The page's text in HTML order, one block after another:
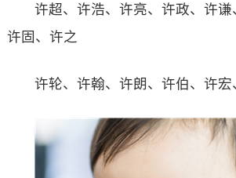
许超、许浩、许亮、许政、许谦
许固、许之
许轮、许翰、许朗、许伯、许宏